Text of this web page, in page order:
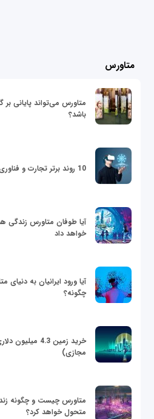
متاورس
متاورس می‌تواند پایانی
باشد؟
10 روند برتر تجارت و فناوری در سال 2022
آیا طوفان متاورس زندگی
خواهد داد
آیا ورود ایرانیان به
چگونه؟
خرید زمین 4.3
مجازی)
متاورس چیست و چگونه
متحول خواهد کرد؟